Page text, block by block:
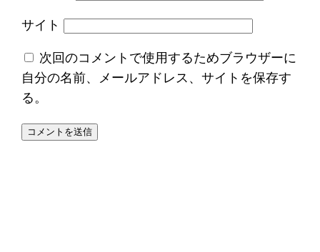
サイト
次回のコメントで使用するためブラウザーに
自分の名前、メールアドレス、サイトを保存す
る。